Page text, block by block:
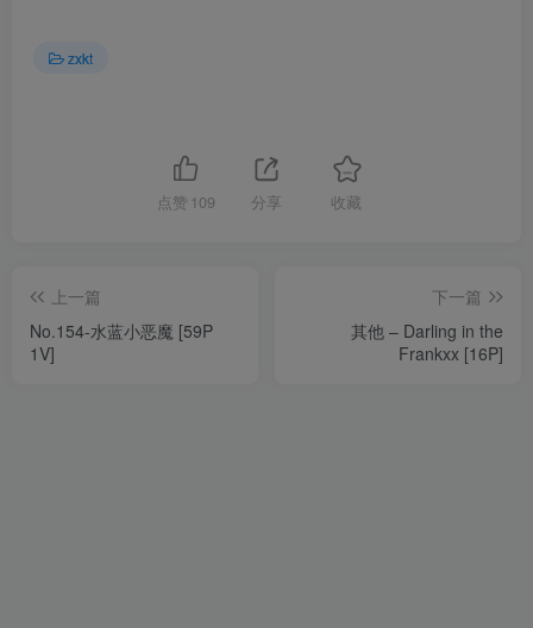
zxkt
点赞 109 分享 收藏
上一篇
No.154-水蓝小恶魔 [59P
1V]
下一篇
其他 – Darling in the
Frankxx [16P]